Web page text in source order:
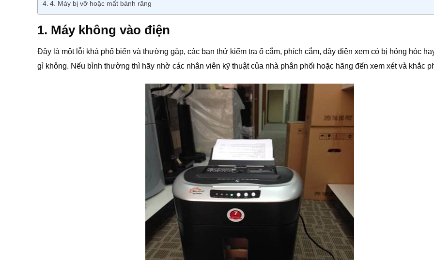
4. Máy bị vỡ hoặc mất bánh răng
1. Máy không vào điện
Đây là một lỗi khá phổ biến và thường gặp, các bạn thử kiểm tra ổ cắm, phích cắm, dây điện xem có bị hỏng hóc
gì không. Nếu bình thường thì hãy nhờ các nhân viên kỹ thuật của nhà phân phối hoặc hãng đến xem xét và khắc